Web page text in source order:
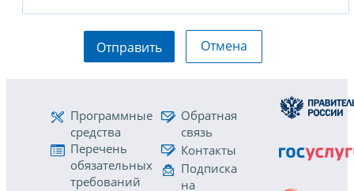
Отправить Отмена
Программные
средства
Перечень
обязательных
требований
Обратная
связь
Контакты
Подписка
на